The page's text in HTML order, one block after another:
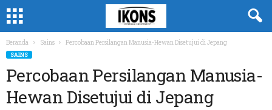
Beranda Sains Percobaan Persilangan Manusia-Hewan Disetujui di Jepang
SAINS
Percobaan Persilangan Manusia-
Hewan Disetujui di Jepang